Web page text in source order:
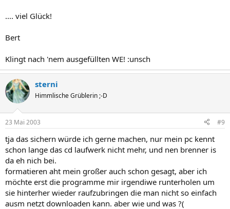
.... viel Glück!
Bert
Klingt nach 'nem ausgefüllten WE! :unsch
sterni
Himmlische Grüblerin ;-D
23 Mai 2003 #9
tja das sichern würde ich gerne machen, nur mein pc kennt
schon lange das cd laufwerk nicht mehr, und nen brenner is
da eh nich bei.
formatieren aht mein großer auch schon gesagt, aber ich
möchte erst die programme mir irgendiwe runterholen um
sie hinterher wieder raufzubringen die man nicht so einfach
ausm netzt downloaden kann. aber wie und was ?(